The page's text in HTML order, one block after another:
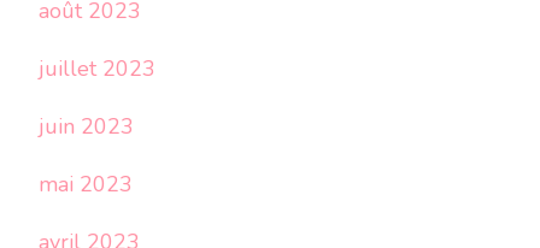
août 2023
juillet 2023
juin 2023
mai 2023
avril 2023